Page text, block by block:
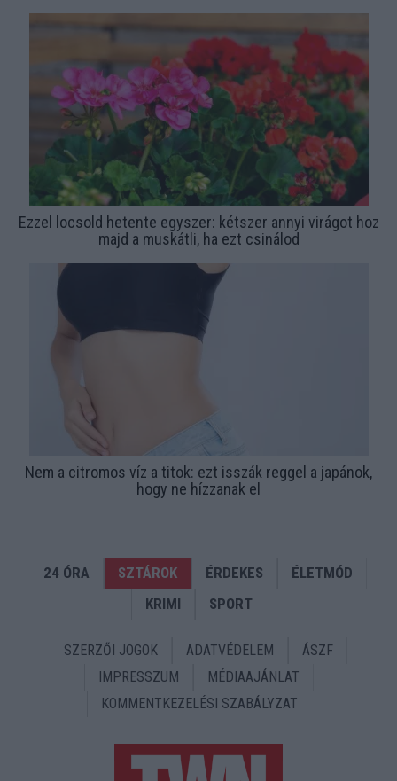
Ezzel locsold hetente egyszer: kétszer annyi virágot hoz
majd a muskátli, ha ezt csinálod
Nem a citromos víz a titok: ezt isszák reggel a japánok,
hogy ne hízzanak el
24 ÓRA SZTÁROK ÉRDEKES
ÉLETMÓD
KRIMI
SPORT
SZERZŐI JOGOK ADATVÉDELEM
ÁSZF
IMPRESSZUM
MÉDIAAJÁNLAT
KOMMENTKEZELÉSI SZABÁLYZAT